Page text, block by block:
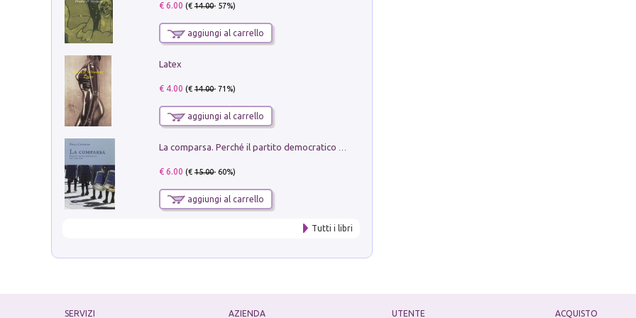
€ 6.00 (€14.00- 57%)
aggiungi al carrello
Latex
€ 4.00 (€14.00- 71%)
aggiungi al carrello
€ 6.00 (€15.00- 60%)
aggiungi al carrello
Tutti i libri
SERVIZI AZIENDA UTENTE ACQUISTO